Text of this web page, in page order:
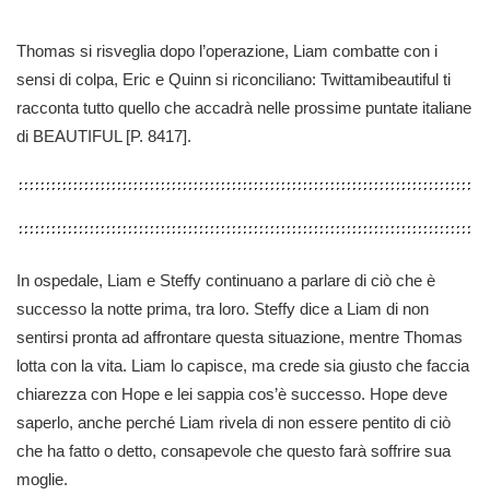
Thomas si risveglia dopo l’operazione, Liam combatte con i
sensi di colpa, Eric e Quinn si riconciliano: Twittamibeautiful ti
racconta tutto quello che accadrà nelle prossime puntate italiane
di BEAUTIFUL [P. 8417].
In ospedale, Liam e Steffy continuano a parlare di ciò che è
successo la notte prima, tra loro. Steffy dice a Liam di non
sentirsi pronta ad affrontare questa situazione, mentre Thomas
lotta con la vita. Liam lo capisce, ma crede sia giusto che faccia
chiarezza con Hope e lei sappia cos’è successo. Hope deve
saperlo, anche perché Liam rivela di non essere pentito di ciò
che ha fatto o detto, consapevole che questo farà soffrire sua
moglie.